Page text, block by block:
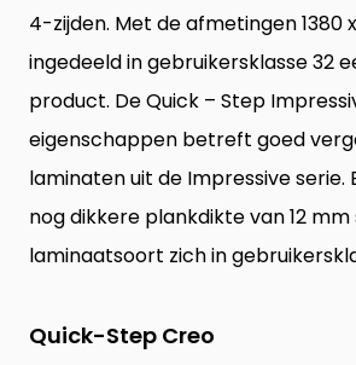
4-zijden. Met de afmetingen 1380
ingedeeld in gebruikersklasse 32
product. De Quick – Step
eigenschappen betreft goed
laminaten uit de Impressive serie.
nog dikkere plankdikte van 12
laminaatsoort zich in
Quick-Step Creo